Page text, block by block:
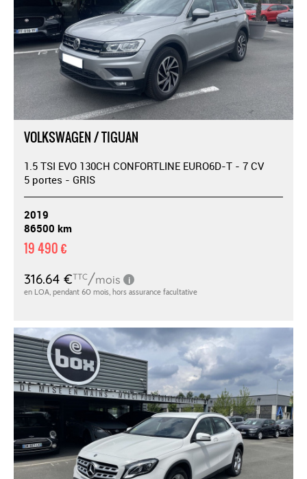
VOLKSWAGEN / TIGUAN
1.5 TSI EVO 130CH CONFORTLINE EURO6D-T - 7 CV
5 portes - GRIS
2019
86500 km
19 490 €